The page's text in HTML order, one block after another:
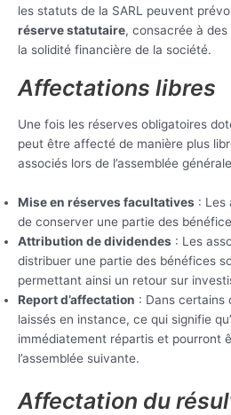
les statuts de la SARL peuvent
réserve statutaire, consacrée à
la solidité financière de la société.
Affectations libres
Une fois les réserves obligatoires
peut être affecté de manière plus
associés lors de l’assemblée
Mise en réserves facultatives : Les
de conserver une partie des
Attribution de dividendes : Les
distribuer une partie des bénéfices
permettant ainsi un retour sur
Report d’affectation : Dans certains
laissés en instance, ce qui signifie
immédiatement répartis et pourront
l’assemblée suivante.
Affectation du